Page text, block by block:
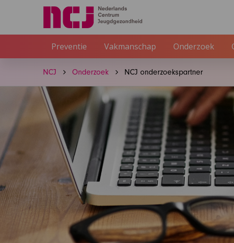
Preventie Vakmanschap Onderzoek
NCJ Onderzoek NCJ onderzoekspartner